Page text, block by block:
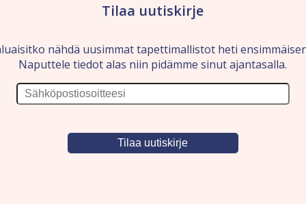
Tilaa uutiskirje
nähdä uusimmat tapettimallistot heti
Naputtele tiedot alas niin pidämme sinut ajantasalla.